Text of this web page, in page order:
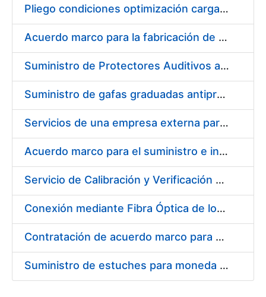
Erakutsi/Ezkutatu
Pliego condiciones optimización cargas compras firmado
Acuerdo marco para la fabricación de piezas
Suministro de Protectores Auditivos a medida para las personas trabajadoras de los Centros de Trabajo de Madrid y Burgos
Suministro de gafas graduadas antiproyecciones para los trabajadores de la FNMT-RCM en los centros de trabajo de Madrid y Burgos
Servicios de una empresa externa para el asesoramiento y resolución de los recursos de alzada que se presentan relacionados con procesos de selección para la FNMT-RCM
Acuerdo marco para el suministro e instalación de persianas, estores y otros complementos
Servicio de Calibración y Verificación Externa de los Equipos de Medición del Servicio de Prevención de la FNMT-RCM
Conexión mediante Fibra Óptica de los Centros de Proceso de Datos (CPDs) de las sedes de la FNMT-RCM de Burgos y Madrid
Contratación de acuerdo marco para el Suministro de Material de Electricidad para la Fábrica Nacional de Moneda y Timbre-Real Casa de la Moneda en su centro de trabajo de Burgos
Suministro de estuches para moneda de 30 €